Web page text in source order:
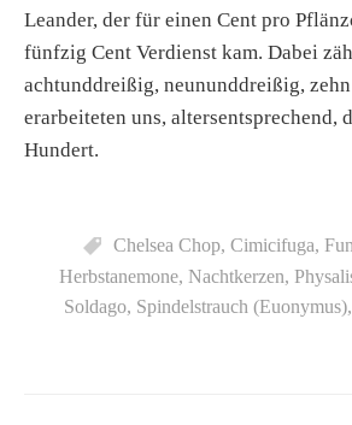
Leander, der für einen Cent pro
fünfzig Cent Verdienst kam. Dabei
achtunddreißig, neununddreißig,
erarbeiteten uns, altersentsprechend,
Hundert.
Chelsea Chop, Cimicifuga,
Herbstanemone, Nachtkerzen,
Soldago, Spindelstrauch (Euonymus),